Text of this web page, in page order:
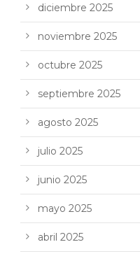
diciembre 2025
noviembre 2025
octubre 2025
septiembre 2025
agosto 2025
julio 2025
junio 2025
mayo 2025
abril 2025